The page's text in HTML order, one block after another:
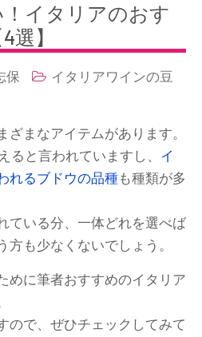
イタリアのおす
】
保
イタリアワインの豆
ざまなアイテムがあります。
ると言われていますし、 イ
れるブドウの品種も種類が多
ている分、一体どれを選べば
方も少なくないでしょう。
めに筆者おすすめのイタリア
ので、ぜひチェックしてみて